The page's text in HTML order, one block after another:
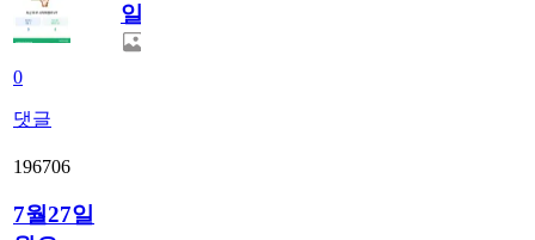
0
댓글
일
196706
7월27일